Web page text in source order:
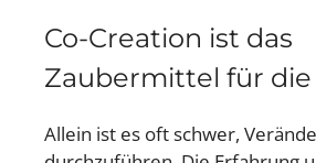
Co-Creation ist das
Zaubermittel für
Allein ist es oft schwer,